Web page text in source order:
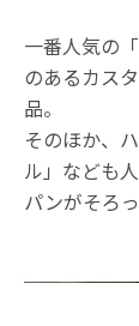
一番人気の
のあるカス
品。
そのほか、
ル」なども
パンがそろっ